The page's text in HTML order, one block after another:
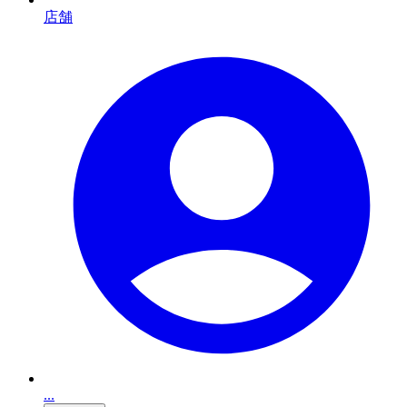
店舗
...